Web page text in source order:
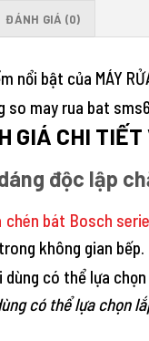
ĐÁNH GIÁ (0)
nổi bật của MÁY
GIÁ CHI TIẾT
độc lập
chén bát Bosch
không gian bếp.
có thể lựa chọn